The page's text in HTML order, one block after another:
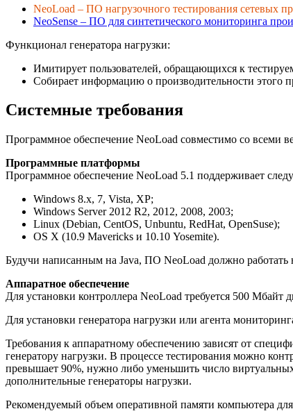
NeoLoad – ПО нагрузочного тестирования сетевых
NeoSense – ПО для синтетического мониторинга
Функционал генератора нагрузки:
Имитирует пользователей, обращающихся к
Собирает информацию о производительности этого
Системные требования
Программное обеспечение NeoLoad совместимо со всеми
Программные платформы
Программное обеспечение NeoLoad 5.1 поддерживает
Windows 8.x, 7, Vista, XP;
Windows Server 2012 R2, 2012, 2008, 2003;
Linux (Debian, CentOS, Unbuntu, RedHat, OpenSuse);
OS X (10.9 Mavericks и 10.10 Yosemite).
Будучи написанным на Java, ПО NeoLoad должно
Аппаратное обеспечение
Для установки контроллера NeoLoad требуется 500 Мбайт
Для установки генератора нагрузки или агента
Требования к аппаратному обеспечению зависят от
генератору нагрузки. В процессе тестирования можно
превышает 90%, нужно либо уменьшить число
дополнительные генераторы нагрузки.
Рекомендуемый объем оперативной памяти компьютера